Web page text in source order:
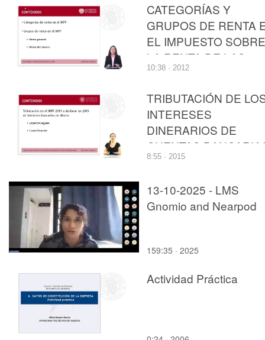
CATEGORÍAS Y
GRUPOS DE RENTA
EL IMPUESTO SOBRE
LA RENTA DE LAS
PERSONAS FÍSICAS
10:38 · 2012
TRIBUTACIÓN DE
INTERESES
DINERARIOS DE
CUENTAS
EN EL IMPUESTO
LAS PERSONAS
FÍSICAS
8:55 · 2015
13-10-2025 - LMS
Gnomio and Nearpod
159:35 · 2025
Actividad Práctica